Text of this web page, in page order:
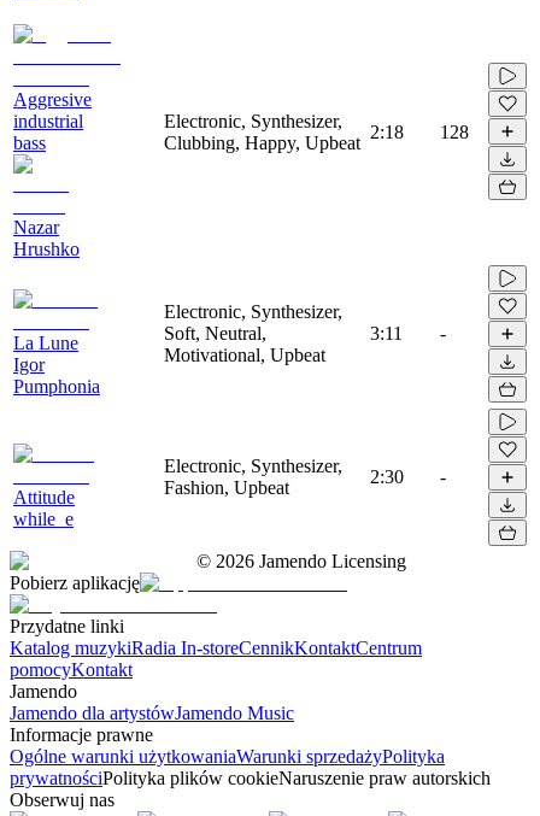
Aggresive
industrial
bass
Nazar
Hrushko
Electronic, Synthesizer,
Clubbing, Happy, Upbeat
2:18 128
La Lune
Igor
Pumphonia
Electronic, Synthesizer,
Soft, Neutral,
Motivational, Upbeat
3:11 -
Attitude
while_e
Electronic, Synthesizer,
Fashion, Upbeat
2:30 -
© 2026 Jamendo Licensing
Pobierz aplikację
Przydatne linki
Katalog muzykiRadia In-storeCennikKontaktCentrum
pomocyKontakt
Jamendo
Jamendo dla artystówJamendo Music
Informacje prawne
Ogólne warunki użytkowaniaWarunki sprzedażyPolityka
prywatnościPolityka plików cookieNaruszenie praw autorskich
Obserwuj nas